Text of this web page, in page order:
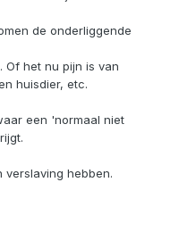
de onderliggende
Of het nu pijn is van
huisdier, etc.
een 'normaal niet
verslaving hebben.